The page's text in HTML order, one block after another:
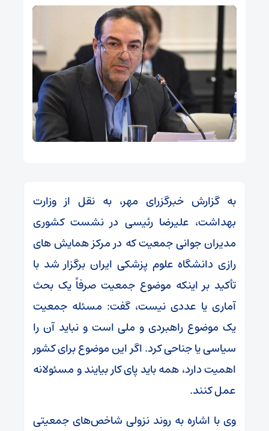
به گزارش خبرگزرای مهر، به نقل از وزارت
بهداشت، علیرضا رئیسی در نشست کشوری
مدیران جوانی جمعیت که در مرکز همایش های
رازی دانشگاه علوم پزشکی ایران برگزار شد با
تأکید بر اینکه موضوع جمعیت صرفاً یک بحث
آماری یا عددی نیست، گفت: مسئله جمعیت
یک موضوع راهبردی و ملی است و نباید آن را
سیاسی یا جناحی کرد. اگر این موضوع برای کشور
اهمیت دارد، همه باید پای کار بیایند و مسئولانه
عمل کنند.
وی با اشاره به روند نزولی شاخص‌های جمعیتی